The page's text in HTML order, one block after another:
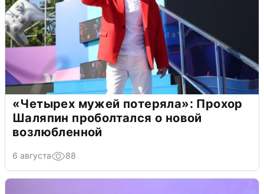
«Четырех мужей потеряла»: Прохор
Шаляпин проболтался о новой
возлюбленной
6 августа 88